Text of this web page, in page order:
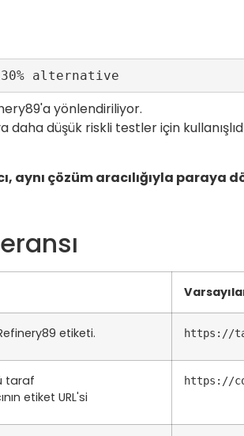
alternative
yönlendiriliyor.
daha düşük riskli testler için
aynı çözüm aracılığıyla paraya
etiketi. https://
taraf
etiket URL'si
https://